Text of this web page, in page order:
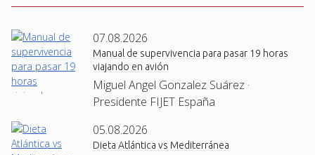
07.08.2026
Manual de supervivencia para pasar 19 horas
viajando en avión
Miguel Angel Gonzalez Suárez ·
Presidente FIJET España
05.08.2026
Dieta Atlántica vs Mediterránea